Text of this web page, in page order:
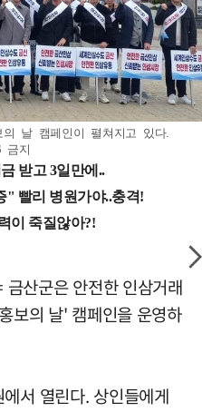
의 날 캠페인이 펼쳐지고 있다.
금지
산군은 안전한 인삼거래
보의 날' 캠페인을 운영하
서 열린다. 상인들에게